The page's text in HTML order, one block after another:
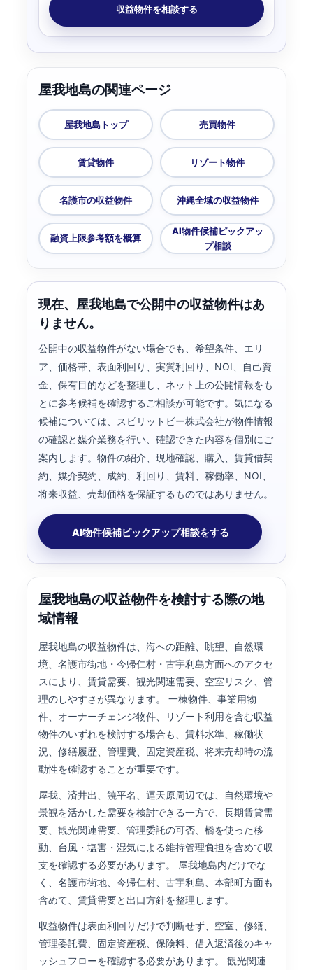
収益物件を相談する
屋我地島の関連ページ
屋我地島トップ 売買物件
賃貸物件 リゾート物件
名護市の収益物件 沖縄全域の収益物件
融資上限参考額を概算
AI物件候補ピックアッ
プ相談
現在、屋我地島で公開中の収益物件はあ
りません。
公開中の収益物件がない場合でも、希望条件、エリ
ア、価格帯、表面利回り、実質利回り、NOI、自己資
金、保有目的などを整理し、ネット上の公開情報をも
とに参考候補を確認するご相談が可能です。気になる
候補については、スピリットビー株式会社が物件情報
の確認と媒介業務を行い、確認できた内容を個別にご
案内します。物件の紹介、現地確認、購入、賃貸借契
約、媒介契約、成約、利回り、賃料、稼働率、NOI、
将来収益、売却価格を保証するものではありません。
AI物件候補ピックアップ相談をする
屋我地島の収益物件を検討する際の地
域情報
屋我地島の収益物件は、海への距離、眺望、自然環
境、名護市街地・今帰仁村・古宇利島方面へのアクセ
スにより、賃貸需要、観光関連需要、空室リスク、管
理のしやすさが異なります。 一棟物件、事業用物
件、オーナーチェンジ物件、リゾート利用を含む収益
物件のいずれを検討する場合も、賃料水準、稼働状
況、修繕履歴、管理費、固定資産税、将来売却時の流
動性を確認することが重要です。
屋我、済井出、饒平名、運天原周辺では、自然環境や
景観を活かした需要を検討できる一方で、長期賃貸需
要、観光関連需要、管理委託の可否、橋を使った移
動、台風・塩害・湿気による維持管理負担を含めて収
支を確認する必要があります。 屋我地島内だけでな
く、名護市街地、今帰仁村、古宇利島、本部町方面も
含めて、賃貸需要と出口方針を整理します。
収益物件は表面利回りだけで判断せず、空室、修繕、
管理委託費、固定資産税、保険料、借入返済後のキャ
ッシュフローを確認する必要があります。 観光関連